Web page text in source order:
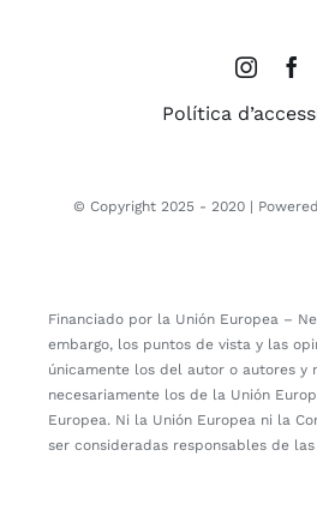
Política
© Copyright 2025 - 2020 |
Financiado por la Unión Europea –
embargo, los puntos de vista y las
únicamente los del autor o autores y
necesariamente los de la Unión
Europea. Ni la Unión Europea ni la
ser consideradas responsables de las